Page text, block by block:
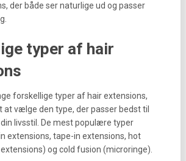
der både ser naturlige ud og passer
typer af hair
forskellige typer af hair extensions,
at vælge den type, der passer bedst til
livsstil. De mest populære typer
extensions, tape-in extensions, hot
og cold fusion (microringe).